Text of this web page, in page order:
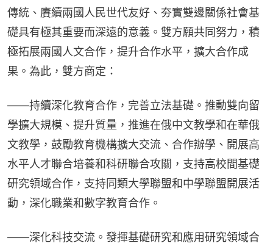
傳統、賡續兩國人民世代友好、夯實雙邊關係社會基
礎具有極其重要而深遠的意義。雙方願共同努力，積
極拓展兩國人文合作，提升合作水平，擴大合作成
果。為此，雙方商定：
——持續深化教育合作，完善立法基礎。推動雙向留
學擴大規模、提升質量，推進在俄中文教學和在華俄
文教學，鼓勵教育機構擴大交流、合作辦學、開展高
水平人才聯合培養和科研聯合攻關，支持高校間基礎
研究領域合作，支持同類大學聯盟和中學聯盟開展活
動，深化職業和數字教育合作。
——深化科技交流。發揮基礎研究和應用研究領域合